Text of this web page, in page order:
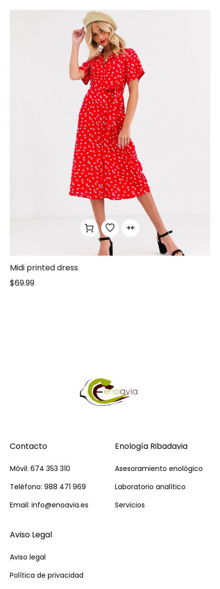
Midi printed dress
$69.99
Contacto
Móvil: 674 353 310
Teléfono: 988 471 969
Email: info@enoavia.es
Enología Ribadavia
Asesoramiento enológico
Laboratorio analítico
Servicios
Aviso Legal
Aviso legal
Política de privacidad